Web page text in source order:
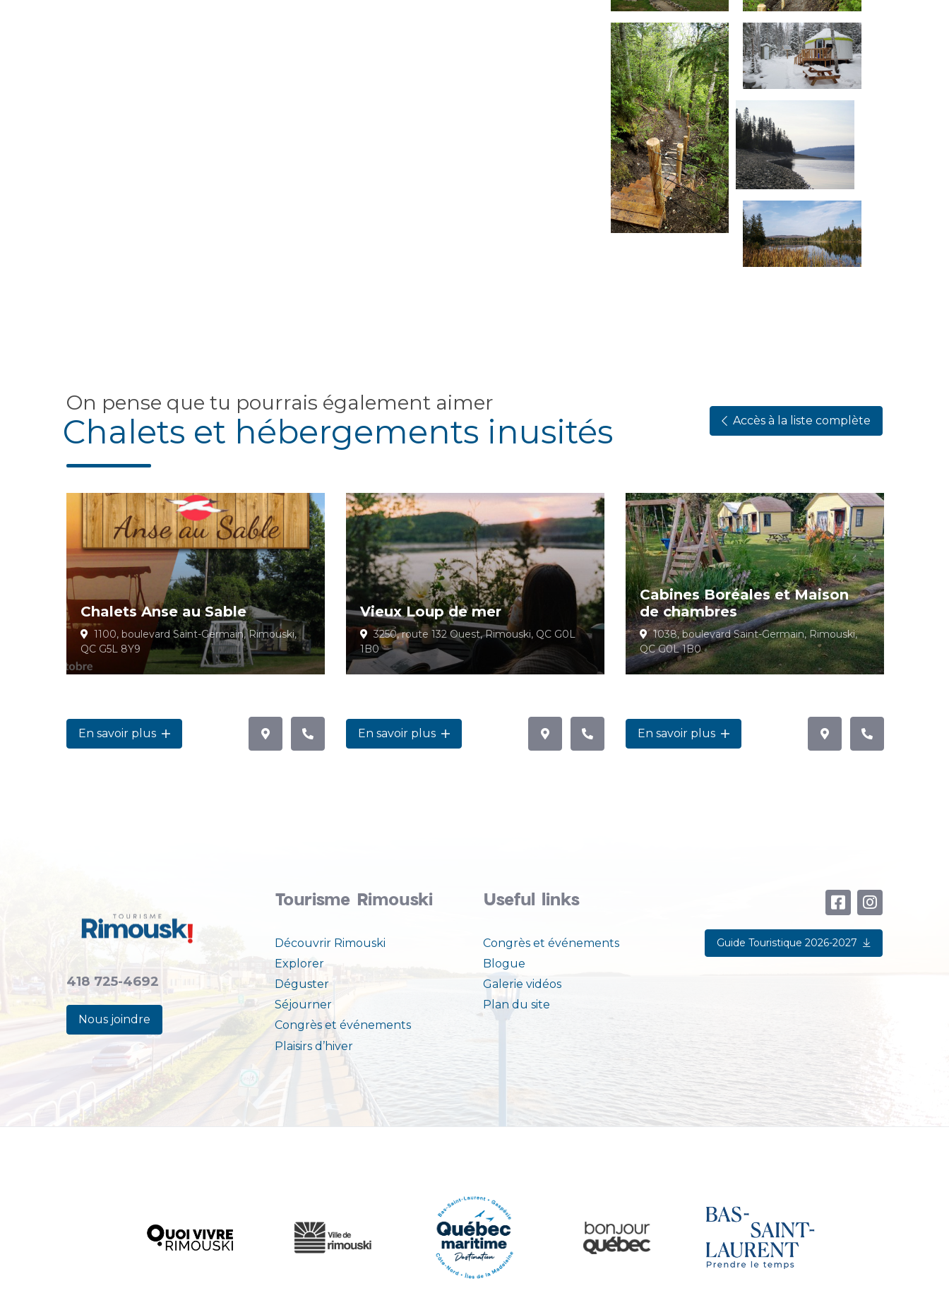
On pense que tu pourrais également aimer
Chalets et hébergements inusités Accès à la liste complète
Chalets Anse au Sable
1100, boulevard Saint-Germain, Rimouski,
QC G5L 8Y9
En savoir plus
Vieux Loup de mer
3250, route 132 Ouest, Rimouski, QC G0L
1B0
En savoir plus
Cabines Boréales et Maison
de chambres
1038, boulevard Saint-Germain, Rimouski,
QC G0L 1B0
En savoir plus
418 725-4692
Nous joindre
Tourisme Rimouski
Découvrir Rimouski
Explorer
Déguster
Séjourner
Congrès et événements
Plaisirs d’hiver
Useful links
Congrès et événements
Blogue
Galerie vidéos
Plan du site
Guide Touristique 2026-2027